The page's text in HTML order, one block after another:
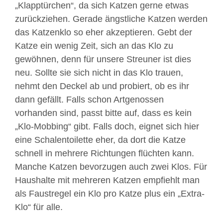
„Klapptürchen“, da sich Katzen gerne etwas
zurückziehen. Gerade ängstliche Katzen werden
das Katzenklo so eher akzeptieren. Gebt der
Katze ein wenig Zeit, sich an das Klo zu
gewöhnen, denn für unsere Streuner ist dies
neu. Sollte sie sich nicht in das Klo trauen,
nehmt den Deckel ab und probiert, ob es ihr
dann gefällt. Falls schon Artgenossen
vorhanden sind, passt bitte auf, dass es kein
„Klo-Mobbing“ gibt. Falls doch, eignet sich hier
eine Schalentoilette eher, da dort die Katze
schnell in mehrere Richtungen flüchten kann.
Manche Katzen bevorzugen auch zwei Klos. Für
Haushalte mit mehreren Katzen empfiehlt man
als Faustregel ein Klo pro Katze plus ein „Extra-
Klo“ für alle.